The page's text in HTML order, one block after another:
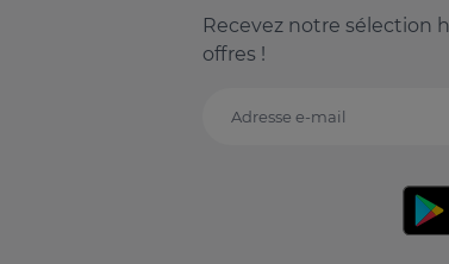
Recevez notre sélection
offres !
Adresse e-mail